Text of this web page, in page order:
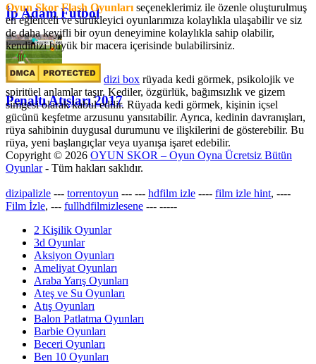
İp Adam Futbol
Penaltı Atışları 2017
Oyun Skor Flash Oyunları seçeneklerimiz ile özenle oluşturulmuş
en eğlenceli ve sürükleyici oyunlarımıza kolaylıkla ulaşabilir ve siz
de daha keyifli bir oyun deneyimine kolaylıkla sahip olabilir,
kendinizi büyük bir macera içerisinde bulabilirsiniz.
dizi box rüyada kedi görmek​, psikolojik ve
spiritüel anlamlar taşır. Kediler, özgürlük, bağımsızlık ve gizem
simgesi olarak kabul edilir. Rüyada kedi görmek, kişinin içsel
gücünü keşfetme arzusunu yansıtabilir. Ayrıca, kedinin davranışları,
rüya sahibinin duygusal durumunu ve ilişkilerini de gösterebilir. Bu
rüya, yeni başlangıçlar veya uyanışa işaret edebilir.
Copyright © 2026 OYUN SKOR – Oyun Oyna Ücretsiz Bütün
Oyunlar- Tüm hakları saklıdır.
dizipalizle --- torrentoyun --- --- hdfilm izle ---- film izle hint, ----
Film İzle, --- fullhdfilmizlesene --- -----
2 Kişilik Oyunlar
3d Oyunlar
Aksiyon Oyunları
Ameliyat Oyunları
Araba Yarış Oyunları
Ateş ve Su Oyunları
Atış Oyunları
Balon Patlatma Oyunları
Barbie Oyunları
Beceri Oyunları
Ben 10 Oyunları